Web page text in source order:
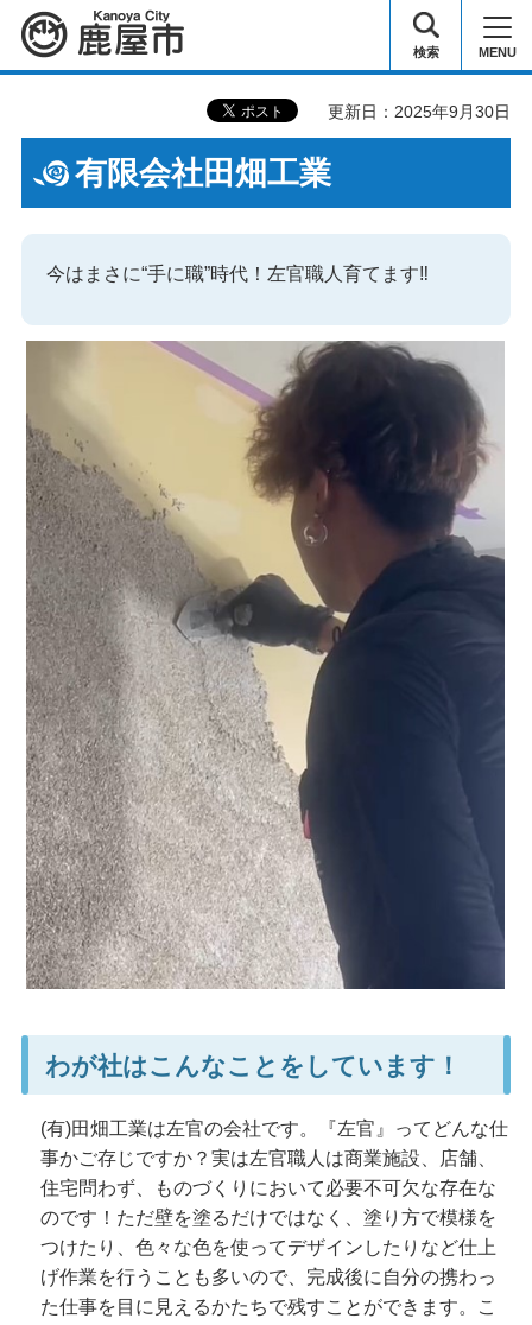
鹿屋市 検索 MENU
更新日：2025年9月30日
有限会社田畑工業
今はまさに“手に職”時代！左官職人育てます‼
わが社はこんなことをしています！
(有)田畑工業は左官の会社です。『左官』ってどんな仕
事かご存じですか？実は左官職人は商業施設、店舗、
住宅問わず、ものづくりにおいて必要不可欠な存在な
のです！ただ壁を塗るだけではなく、塗り方で模様を
つけたり、色々な色を使ってデザインしたりなど仕上
げ作業を行うことも多いので、完成後に自分の携わっ
た仕事を目に見えるかたちで残すことができます。こ